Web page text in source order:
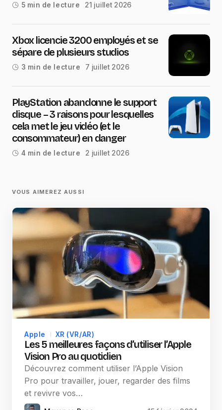
5 min de lecture 21 juillet 2026
Xbox licencie 3200 employés et se
sépare de plusieurs studios
3 min de lecture 7 juillet 2026
PlayStation abandonne le support
disque – 3 raisons pour lesquelles
cela met le jeu vidéo (et le
consommateur) en danger
4 min de lecture 2 juillet 2026
VOUS AIMEREZ AUSSI
Apple XR (VR/AR)
Les 5 meilleures façons d’utiliser l’Apple
Vision Pro au quotidien
Découvrez comment utiliser l’Apple Vision
Pro pour travailler, jouer, regarder des films
et revivre vos…